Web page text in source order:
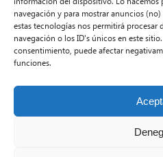
navegación y para mostrar anuncios
estas tecnologías nos permitirá
navegación o los ID's únicos en este
consentimiento, puede afectar
funciones.
Términos y
Política de
Desarrollo